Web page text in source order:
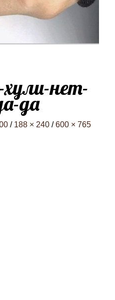
нет-
да
/ 188 × 240 / 600 × 765